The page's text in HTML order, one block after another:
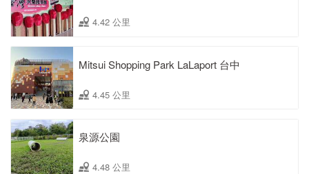
4.42 公里
Mitsui Shopping Park LaLaport 台中
4.45 公里
泉源公園
4.48 公里